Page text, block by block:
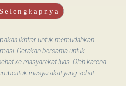
ikhtiar untuk memudahkan
Gerakan bersama untuk
ke masyarakat luas. Oleh karena
masyarakat yang sehat.